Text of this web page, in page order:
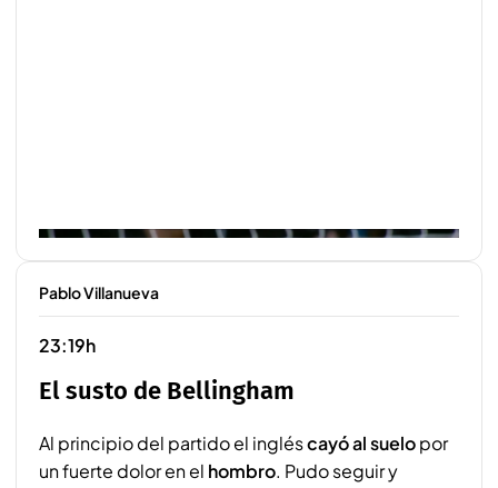
Pablo Villanueva
23:19h
El susto de Bellingham
Al principio del partido el ingléscayó al suelopor
un fuerte dolor en el hombro. Pudo seguir y